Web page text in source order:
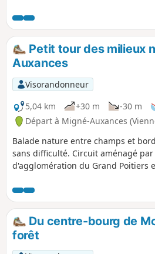
défaut d'être spectaculaires, sont
Petit tour des milieux
Auxances
Visorandonneur
5,04 km
+30 m -30 m
Départ à Migné-Auxances
Balade nature entre champs et
sans difficulté. Circuit aménagé
d'agglomération du Grand Poitiers
Du centre-bourg de
forêt